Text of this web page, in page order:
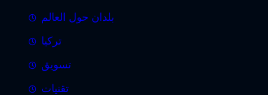
بلدان حول العالم
تركيا
تسويق
تقنيات